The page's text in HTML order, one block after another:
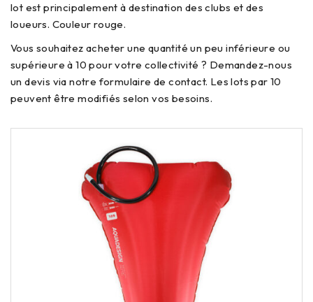
lot est principalement à destination des clubs et des
loueurs. Couleur rouge.
Vous souhaitez acheter une quantité un peu inférieure ou
supérieure à 10 pour votre collectivité ? Demandez-nous
un devis via notre formulaire de contact. Les lots par 10
peuvent être modifiés selon vos besoins.